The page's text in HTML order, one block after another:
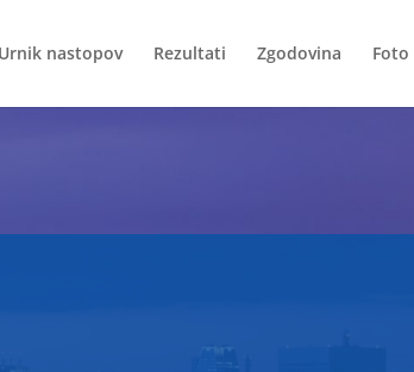
Urnik nastopov Rezultati Zgodovina Foto